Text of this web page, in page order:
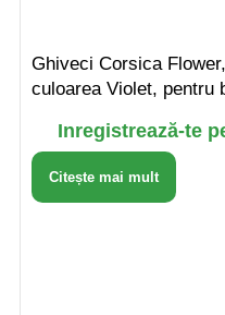
Ghiveci Corsica
culoarea Violet, pentru
Inregistrează-te
Citește mai mult